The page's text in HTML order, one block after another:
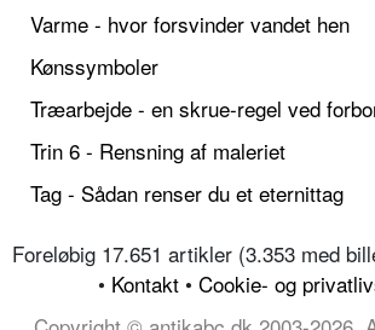
Varme - hvor forsvinder vandet hen
Kønssymboler
Træarbejde - en skrue-regel ved
Trin 6 - Rensning af maleriet
Tag - Sådan renser du et eternittag
Foreløbig 17.651 artikler (3.353 med
• Kontakt • Cookie- og